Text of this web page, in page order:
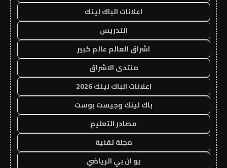
اعلانات الباك لينك
التدريس
اشراق العالم عالم كبير
منتدى الاشراق
اعلانات الباك لينك 2026
باك لينك وجيست بوست
مصادر التعليم
مجلة تقنية
يو ان بي الرياضي